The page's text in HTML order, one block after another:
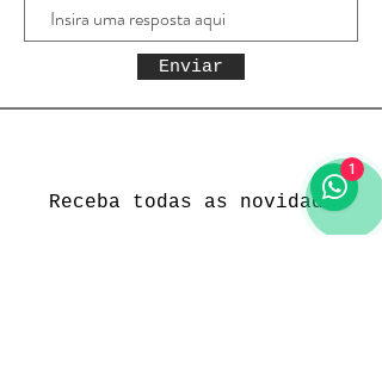
Enviar
Receba todas as novidades
1